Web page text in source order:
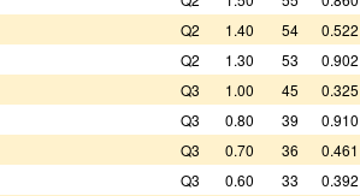
Q2 1.40 54 0.522
Q2 1.30 53 0.902
Q3 1.00 45 0.325
Q3 0.80 39 0.910
Q3 0.70 36 0.461
Q3 0.60 33 0.392